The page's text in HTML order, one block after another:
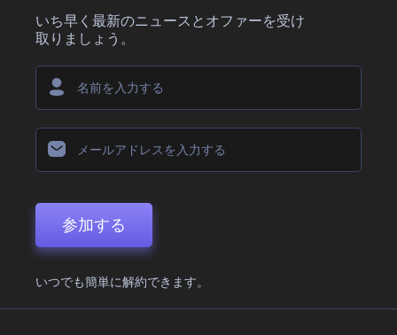
いち早く最新のニュースとオファーを受け
取りましょう。
参加する
いつでも簡単に解約できます。